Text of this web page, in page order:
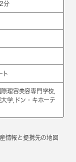
分
ト
理容美容専門学校,
学,ドン・キホーテ
情報と提携先の地図